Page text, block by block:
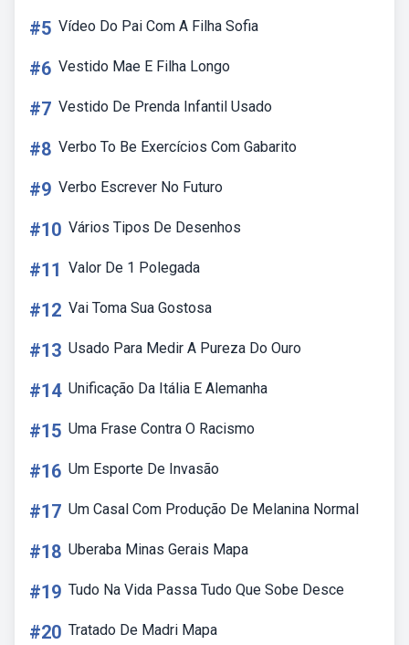
#5 Vídeo Do Pai Com A Filha Sofia
#6 Vestido Mae E Filha Longo
#7 Vestido De Prenda Infantil Usado
#8 Verbo To Be Exercícios Com Gabarito
#9 Verbo Escrever No Futuro
#10 Vários Tipos De Desenhos
#11 Valor De 1 Polegada
#12 Vai Toma Sua Gostosa
#13 Usado Para Medir A Pureza Do Ouro
#14 Unificação Da Itália E Alemanha
#15 Uma Frase Contra O Racismo
#16 Um Esporte De Invasão
#17 Um Casal Com Produção De Melanina Normal
#18 Uberaba Minas Gerais Mapa
#19 Tudo Na Vida Passa Tudo Que Sobe Desce
#20 Tratado De Madri Mapa